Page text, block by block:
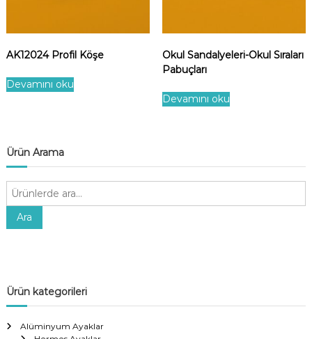
AK12024 Profil Köşe
Devamını oku
Okul Sandalyeleri-Okul Sıraları
Pabuçları
Devamını oku
Ürün Arama
:
Ara
Ürün kategorileri
Alüminyum Ayaklar